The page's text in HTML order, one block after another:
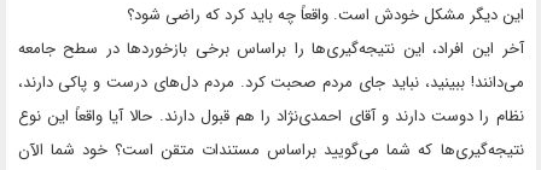
این دیگر مشکل خودش است. واقعاً چه باید کرد که راضی شود؟
آخر این افراد، این نتیجه‌گیری‌ها را بر‌اساس برخی بازخوردها در سطح جامعه
می‌دانند! ببینید، نباید جای مردم صحبت کرد. مردم دل‌های درست و پاکی دارند،
نظام را دوست دارند و آقای احمدی‌نژاد را هم قبول دارند. حالا آیا واقعاً این نوع
نتیجه‌گیری‌ها که شما می‌گویید بر‌اساس مستندات متقن است؟ خود شما الآن